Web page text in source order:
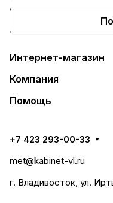
Интернет-магазин
Компания
Помощь
+7 423 293-00-33
met@kabinet-vl.ru
г. Владивосток, ул.